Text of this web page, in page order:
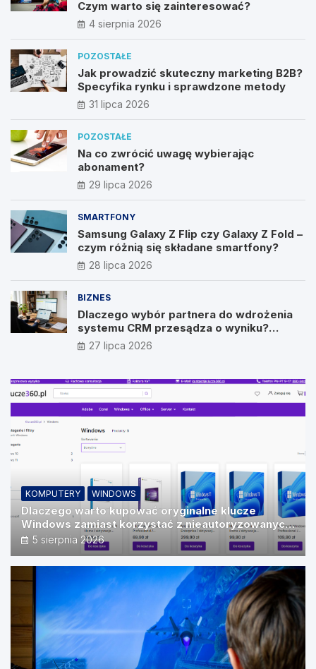
Czym warto się zainteresować?
4 sierpnia 2026
POZOSTAŁE
Jak prowadzić skuteczny marketing B2B?
Specyfika rynku i sprawdzone metody
31 lipca 2026
POZOSTAŁE
Na co zwrócić uwagę wybierając
abonament?
29 lipca 2026
SMARTFONY
Samsung Galaxy Z Flip czy Galaxy Z Fold –
czym różnią się składane smartfony?
28 lipca 2026
BIZNES
Dlaczego wybór partnera do wdrożenia
systemu CRM przesądza o wyniku?
Wywiad z Pawłem Prymakowskim, CEO IT
Vision
27 lipca 2026
KOMPUTERY WINDOWS
Dlaczego warto kupować oryginalne klucze
Windows zamiast korzystać z nieautoryzowanych
źródeł?
5 sierpnia 2026